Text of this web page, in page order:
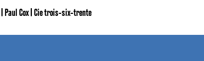
| Paul Cox | Cie trois-six-trente